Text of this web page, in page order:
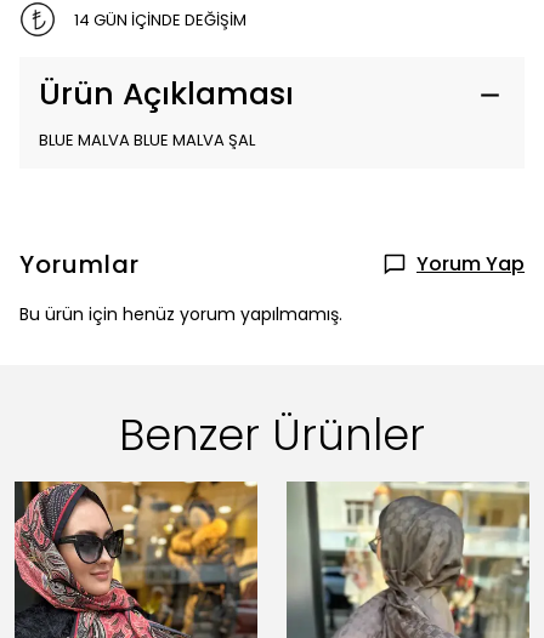
14 GÜN İÇİNDE DEĞİŞİM
Ürün Açıklaması
BLUE MALVA BLUE MALVA ŞAL
Yorumlar Yorum Yap
Bu ürün için henüz yorum yapılmamış.
Benzer Ürünler